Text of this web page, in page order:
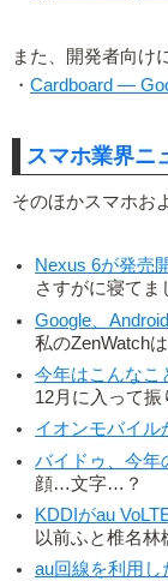
また、開発者向け
・ Cardboard —
スマホ業界ニ
そのほかスマホお
Nexus 6が発売
さすがに寝てま
Google、
私のZenWatch
今年はこんなこ
12月に入って振
イオンモバイル
バイドゥ、今年
顔…文字…？
KDDIがau
以前ふと椎名林
au回線を利用し